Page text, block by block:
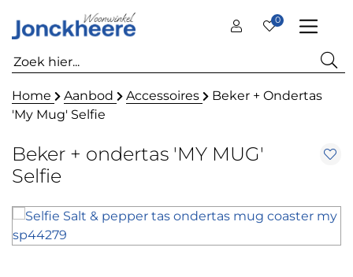
0
Home Aanbod Accessoires
Beker + Ondertas
'My Mug' Selfie
Beker + ondertas 'MY MUG'
Selfie